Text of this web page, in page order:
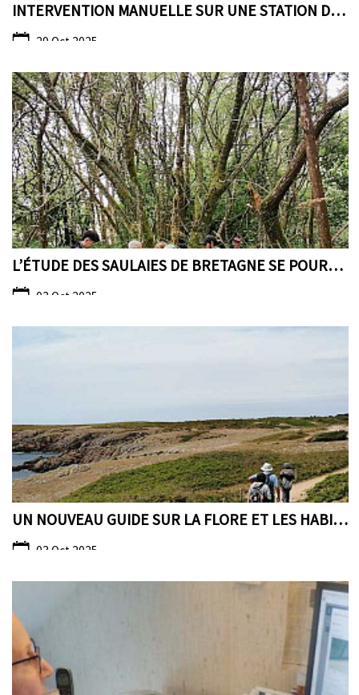
INTERVENTION MANUELLE SUR UNE STATION DE CRASSULE ...
29 Oct 2025
L’ÉTUDE DES SAULAIES DE BRETAGNE SE POURSUIT…
03 Oct 2025
UN NOUVEAU GUIDE SUR LA FLORE ET LES HABITATS DE L...
03 Oct 2025